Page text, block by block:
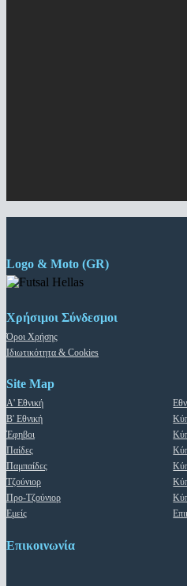
Logo & Moto (GR)
Χρήσιμοι Σύνδεσμοι
Όροι Χρήσης
Ιδιωτικότητα & Cookies
Site Map
Α' Εθνική
Β' Εθνική
Έφηβοι
Παίδες
Παμπαίδες
Τζούνιορ
Προ-Τζούνιορ
Εμείς
Επικοινωνία